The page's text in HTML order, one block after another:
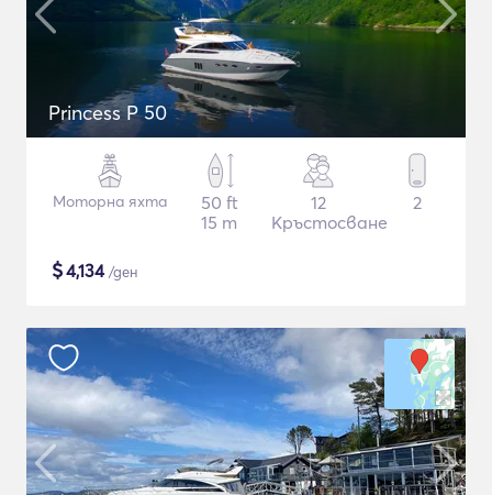
Princess P 50
Моторна яхта
50 ft
15 m
12
Кръстосване
2
$4,134/ден